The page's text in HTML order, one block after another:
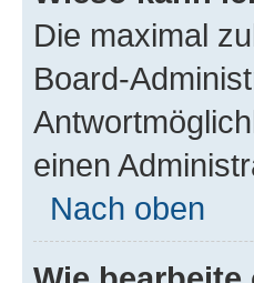
Die maximal
Board-
einen
Nach oben